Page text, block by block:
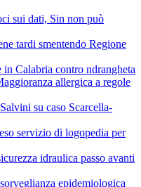
sui dati, Sin non può
tardi smentendo Regione
Calabria contro ndrangheta
allergica a regole
su caso Scarcella-
servizio di logopedia per
idraulica passo avanti
epidemiologica